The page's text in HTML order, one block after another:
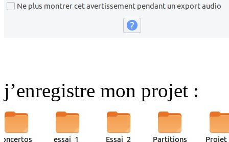
j’enregistre mon projet :